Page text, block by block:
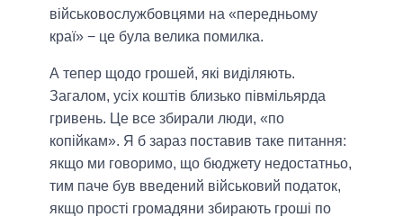
військовослужбовцями на «передньому
краї» − це була велика помилка.
А тепер щодо грошей, які виділяють.
Загалом, усіх коштів близько півмільярда
гривень. Це все збирали люди, «по
копійкам». Я б зараз поставив таке питання:
якщо ми говоримо, що бюджету недостатньо,
тим паче був введений військовий податок,
якщо прості громадяни збирають гроші по